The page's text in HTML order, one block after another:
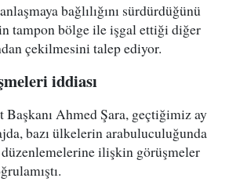
bağlılığını sürdürdüğünü
tampon bölge ile işgal ettiği diğer
çekilmesini talep ediyor.
iddiası
Başkanı Ahmed Şara, geçtiğimiz ay
bazı ülkelerin arabuluculuğunda
ilişkin görüşmeler